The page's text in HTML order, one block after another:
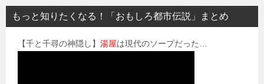
もっと知りたくなる！「おもしろ都市伝説」まとめ
【千と千尋の神隠し】 湯屋は現代のソープだった…